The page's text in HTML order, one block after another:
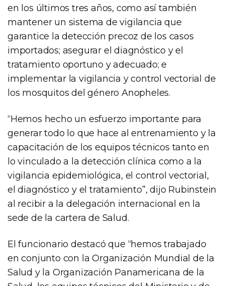
en los últimos tres años, como así también
mantener un sistema de vigilancia que
garantice la detección precoz de los casos
importados; asegurar el diagnóstico y el
tratamiento oportuno y adecuado; e
implementar la vigilancia y control vectorial de
los mosquitos del género Anopheles.
“Hemos hecho un esfuerzo importante para
generar todo lo que hace al entrenamiento y la
capacitación de los equipos técnicos tanto en
lo vinculado a la detección clínica como a la
vigilancia epidemiológica, el control vectorial,
el diagnóstico y el tratamiento”, dijo Rubinstein
al recibir a la delegación internacional en la
sede de la cartera de Salud.
El funcionario destacó que “hemos trabajado
en conjunto con la Organización Mundial de la
Salud y la Organización Panamericana de la